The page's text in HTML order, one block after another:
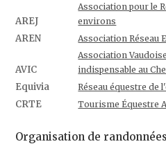
AREJ
Association pour le
environs
AREN Association Réseau
AVIC
Association
indispensable au
Equivia Réseau équestre de
CRTE Tourisme Équestre
Organisation de